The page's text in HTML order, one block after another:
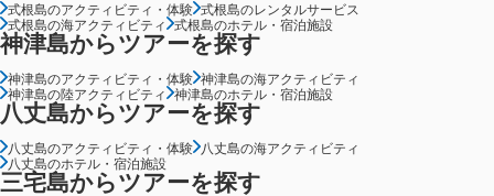
式根島のアクティビティ・体験 式根島のレンタルサービス
式根島の海アクティビティ
式根島のホテル・宿泊施設
神津島からツアーを探す
神津島のアクティビティ・体験 神津島の海アクティビティ
神津島の陸アクティビティ
神津島のホテル・宿泊施設
八丈島からツアーを探す
八丈島のアクティビティ・体験 八丈島の海アクティビティ
八丈島のホテル・宿泊施設
三宅島からツアーを探す